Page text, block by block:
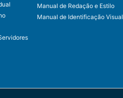
Manual de Redação e Estilo
Manual de Identificação Visual